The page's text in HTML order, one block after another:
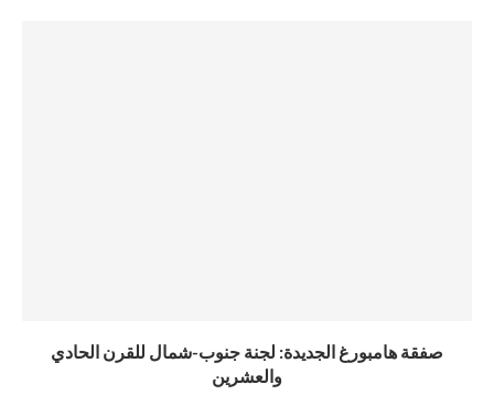
صفقة هامبورغ الجديدة: لجنة جنوب-شمال للقرن الحادي
والعشرين